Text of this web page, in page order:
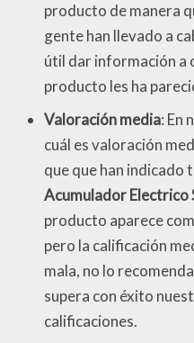
producto de manera
gente han llevado a
útil dar información a
producto les ha
Valoración media: En
cuál es valoración
que que han indicado
Acumulador Electrico
producto aparece
pero la calificación
mala, no lo
supera con éxito
calificaciones.